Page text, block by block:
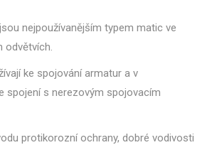
nejpoužívanějším typem matic ve
odvětvích.
ke spojování armatur a v
spojení s nerezovým spojovacím
protikorozní ochrany, dobré vodivosti